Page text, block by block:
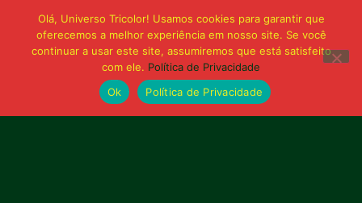
Olá, Universo Tricolor! Usamos cookies para garantir que
oferecemos a melhor experiência em nosso site. Se você
continuar a usar este site, assumiremos que está satisfeito
com ele. Política de Privacidade
Ok
Política de Privacidade